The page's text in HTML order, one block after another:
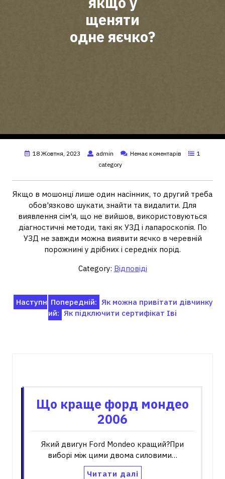
щеняти
одне яєчко?
18 Жовтня, 2023 admin Немає коментарів
1
category
Якщо в мошонці лише один насінник, то другий треба
обов'язково шукати, знайти та видалити. Для
виявлення сім'я, що не вийшов, використовуються
діагностичні методи, такі як УЗД і лапароскопія. По
УЗД не завжди можна виявити яєчко в черевній
порожнині у дрібних і середніх порід.
Category: Відповіді
Навігація
записів
Попередній: Як можна привітати дівчинку
Наступн
ий: Як підключити сертифікат Іві
Що краще форд мондео
2006
Який двигун Ford Mondeo кращий?При
виборі між цими двома силовими…
Читати далі